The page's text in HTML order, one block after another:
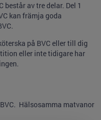
av tre delar. Del 1
kan främja goda
på BVC eller till dig
eller inte tidigare har
Hälsosamma matvanor